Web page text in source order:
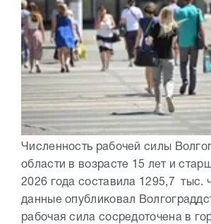
Численность рабочей силы
области в возрасте 15 лет и
2026 года составила 1295,7 тыс.
данные опубликовал
рабочая сила сосредоточена в